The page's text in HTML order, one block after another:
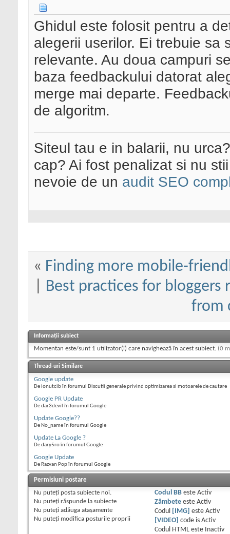
Ghidul este folosit pentru a
alegerii userilor. Ei trebuie sa
relevante. Au doua campuri
baza feedbackului datorat
merge mai departe.
de algoritm.
Siteul tau e in balarii, nu
cap? Ai fost penalizat si nu
nevoie de un audit SEO
« Finding more mobile-
Best practices for
from
Informații subiect
Momentan este/sunt 1 utilizator(i) care navighează în acest subiect. (0
Thread-uri Similare
Google update
De ionutcib în forumul Discutii generale privind optimizarea si motoarele de cautare
Google PR Update
De dar3devil în forumul Google
Update Google??
De No_name în forumul Google
Update La Google ?
De dary5ro în forumul Google
Google Update
De Razvan Pop în forumul Google
Permisiuni postare
Nu puteţi posta subiecte noi.
Nu puteţi răspunde la subiecte
Nu puteţi adăuga ataşamente
Nu puteţi modifica posturile proprii
Codul BBeste Activ
Zâmbeteeste Activ
Codul
[IMG] este Activ
[VIDEO]
code is Activ
Codul HTML este
Inactiv